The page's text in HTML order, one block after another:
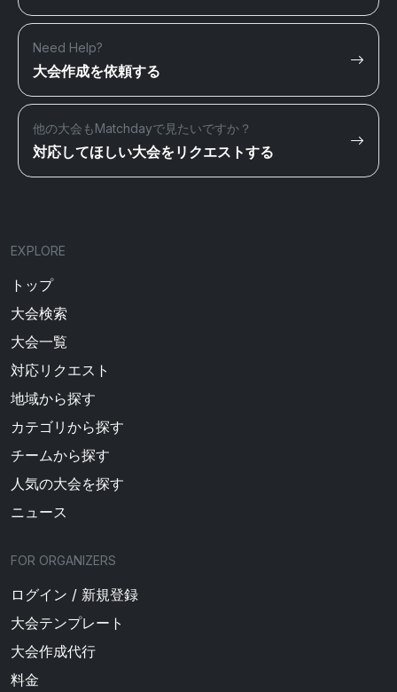
Need Help?
大会作成を依頼する
他の大会もMatchdayで見たいですか？
対応してほしい大会をリクエストする
EXPLORE
トップ
大会検索
大会一覧
対応リクエスト
地域から探す
カテゴリから探す
チームから探す
人気の大会を探す
ニュース
FOR ORGANIZERS
ログイン / 新規登録
大会テンプレート
大会作成代行
料金